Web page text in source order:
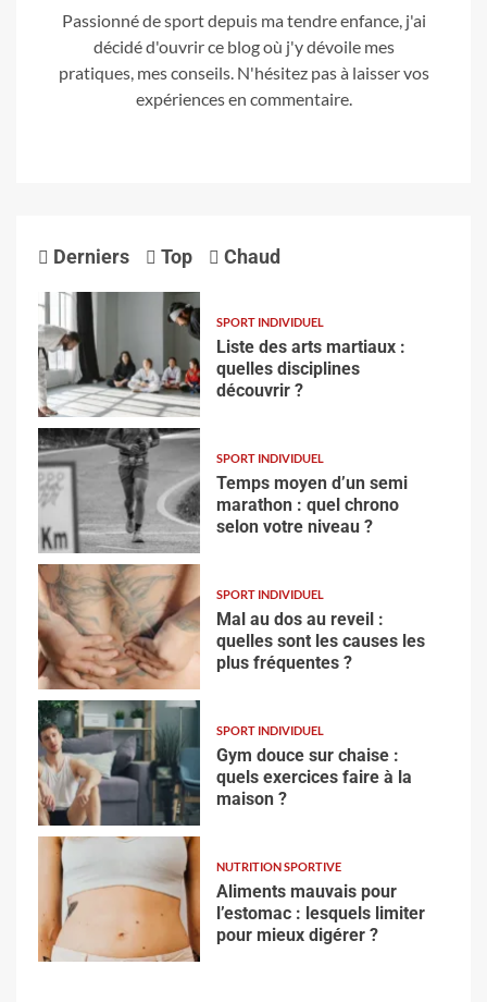
Passionné de sport depuis ma tendre enfance, j'ai
décidé d'ouvrir ce blog où j'y dévoile mes
pratiques, mes conseils. N'hésitez pas à laisser vos
expériences en commentaire.
Derniers Top Chaud
SPORT INDIVIDUEL
Liste des arts martiaux :
quelles disciplines
découvrir ?
SPORT INDIVIDUEL
Temps moyen d’un semi
marathon : quel chrono
selon votre niveau ?
SPORT INDIVIDUEL
Mal au dos au reveil :
quelles sont les causes les
plus fréquentes ?
SPORT INDIVIDUEL
Gym douce sur chaise :
quels exercices faire à la
maison ?
NUTRITION SPORTIVE
Aliments mauvais pour
l’estomac : lesquels limiter
pour mieux digérer ?